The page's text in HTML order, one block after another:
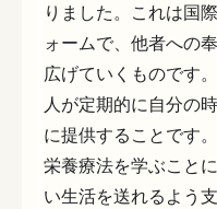
りました。これは国
ォームで、他者への
広げていくものです
人が定期的に自分の
に提供することです
栄養療法を学ぶこと
い生活を送れるよう